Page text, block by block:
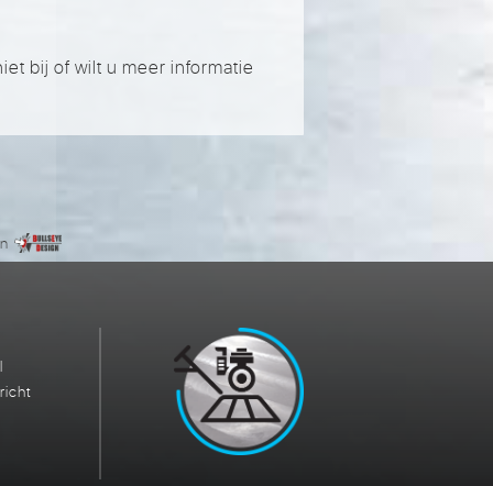
bij of wilt u meer informatie